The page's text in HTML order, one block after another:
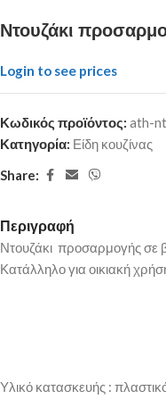
Ντουζάκι
Login to see prices
Κωδικός προϊόντος: ath-
Κατηγορία: Είδη κουζίνας
Share:
Περιγραφή
Ντουζάκι προσαρμογής σε
Κατάλληλο για οικιακή
Υλικό κατασκευής :